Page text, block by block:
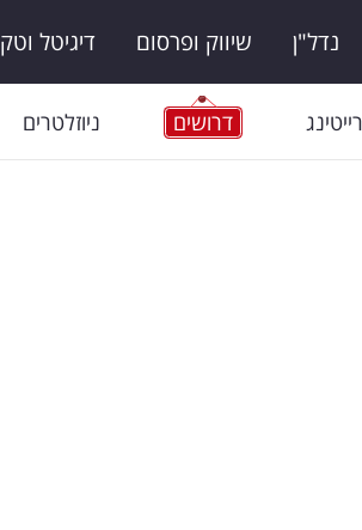
נדל"ן שיווק ופרסום דיגיטל וטק
רייטינג דרושים ניוזלטרים